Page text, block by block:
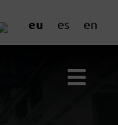
eu es en